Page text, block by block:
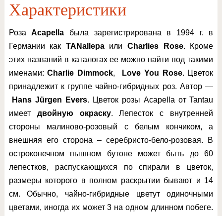
Характеристики
РозаAcapella была зарегистрирована в 1994 г. в
Германии как TANallepaилиCharlies Rose. Кроме
этих названий в каталогах ее можно найти под такими
именами:Charlie Dimmock, Love You Rose. Цветок
принадлежит к группе чайно-гибридных роз. Автор —
Hans Jürgen Evers. Цветок розы Acapella от Tantau
имеет двойную окраску. Лепесток с внутренней
стороны малиново-розовый с белым кончиком, а
внешняя его сторона – серебристо-бело-розовая. В
остроконечном пышном бутоне может быть до 60
лепестков, распускающихся по спирали в цветок,
размеры которого в полном раскрытии бывают и 14
см. Обычно, чайно-гибридные цветут одиночными
цветами, иногда их может 3 на одном длинном побеге.